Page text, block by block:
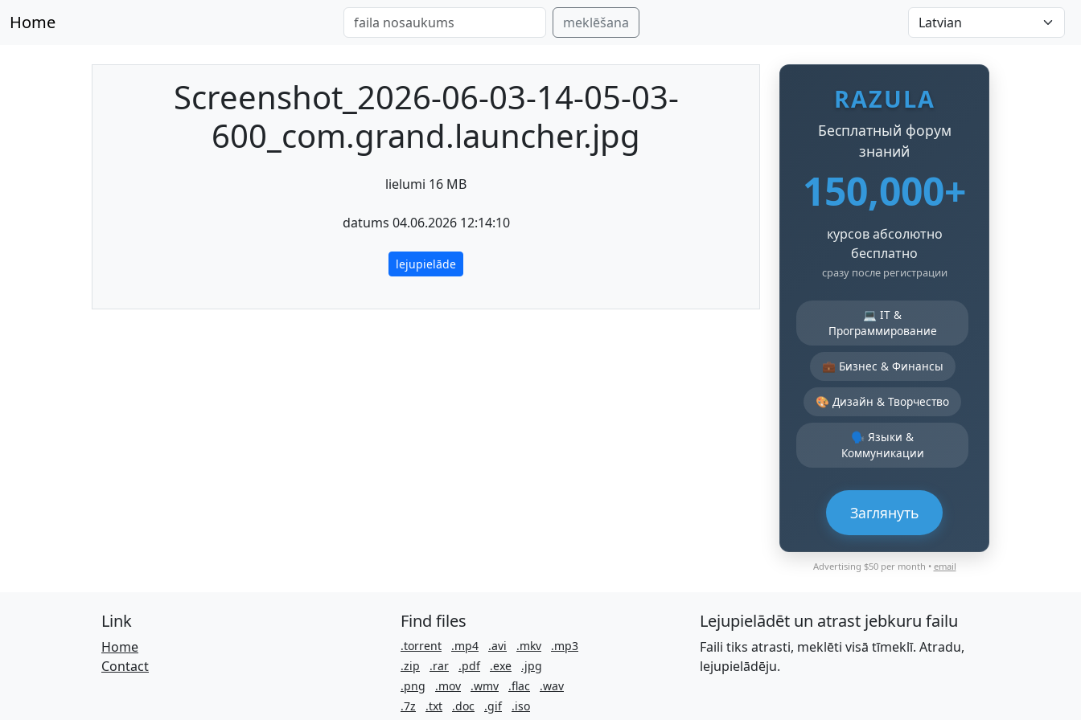
Home meklēšana
Screenshot_2026-06-03-14-05-03-
600_com.grand.launcher.jpg
lielumi 16 MB
datums 04.06.2026 12:14:10
lejupielāde
RAZULA
Бесплатный форум
знаний
150,000+
курсов абсолютно
бесплатно
сразу после регистрации
💻 IT &
Программирование
💼 Бизнес & Финансы
🎨 Дизайн & Творчество
🗣️ Языки &
Коммуникации
Заглянуть
Advertising $50 per month • email
Link
Home
Contact
Find files
.torrent .mp4 .avi .mkv
.mp3
.zip
.rar .pdf .exe
.jpg
.png
.mov .wmv .flac
.wav
.7z
.txt .doc .gif .iso
Lejupielādēt un atrast jebkuru failu
Faili tiks atrasti, meklēti visā tīmeklī. Atradu,
lejupielādēju.